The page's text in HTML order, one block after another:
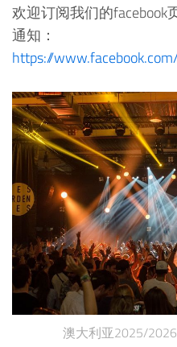
欢迎订阅我们的facebook
通知：
https://
澳大利亚2025/